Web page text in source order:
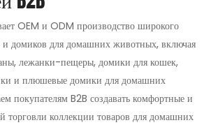
домашних животных - незаменимые
для животных. Покупателям нужны
себе мягкость прикосновений,
вид, практичную конструкцию и
OEM и ODM производство широкого
и домиков для домашних животных, включая
лежанки-пещеры, домики для кошек,
и плюшевые домики для домашних
покупателям B2B создавать комфортные и
торговли коллекции товаров для домашних